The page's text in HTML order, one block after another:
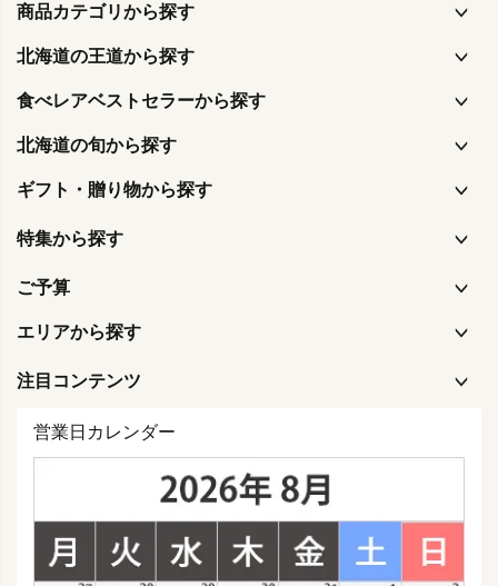
商品カテゴリから探す
北海道の王道から探す
食べレアベストセラーから探す
北海道の旬から探す
ギフト・贈り物から探す
特集から探す
ご予算
エリアから探す
注目コンテンツ
営業日カレンダー